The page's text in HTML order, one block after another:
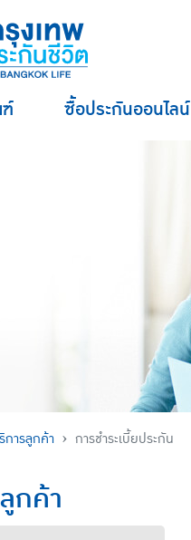
ซื้อประกันออนไลน์
การลูกค้า การชำระเบี้ยประกัน
กค้า